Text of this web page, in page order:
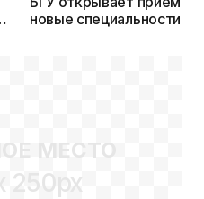
новые специальности в
МЕСТО
250px